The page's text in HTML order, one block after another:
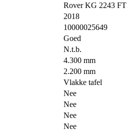
Rover KG 2243 FT
2018
10000025649
Goed
N.t.b.
4.300 mm
2.200 mm
Vlakke tafel
Nee
Nee
Nee
Nee